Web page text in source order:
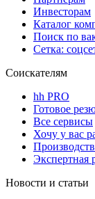
Инвесторам
Каталог
Поиск по
Сетка:
Соискателям
hh PRO
Готовое
Все сервисы
Хочу у вас
Экспертная
Новости и статьи